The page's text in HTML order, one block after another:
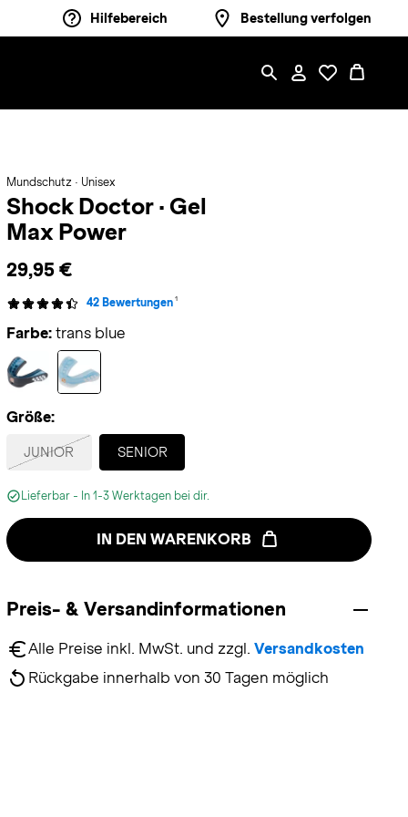
Hilfebereich Bestellung verfolgen
Mundschutz · Unisex
Shock Doctor · Gel
Max Power
29,95 €
42 Bewertungen 1
Farbe: trans blue
Größe:
JUNIOR SENIOR
Selected
Lieferbar - In 1-3 Werktagen bei dir.
IN DEN WARENKORB
Preis- & Versandinformationen
Alle Preise inkl. MwSt. und zzgl. Versandkosten
Rückgabe innerhalb von 30 Tagen möglich